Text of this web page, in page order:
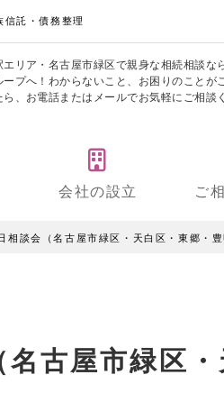
託・債務整理
エリア・名古屋市緑区で親身な相続相談な
ープへ！わからないこと、お困りのことが
ら、お電話またはメールでお気軽にご相談
会社の設立 ご
相談会（名古屋市緑区・天白区・東郷・豊
古屋市緑区・